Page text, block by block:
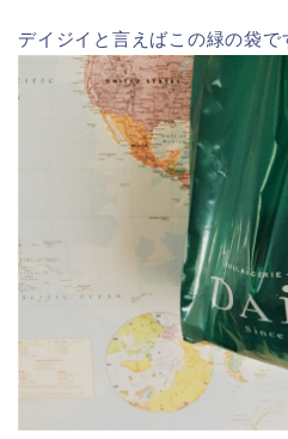
デイジイと言えばこの緑の袋で